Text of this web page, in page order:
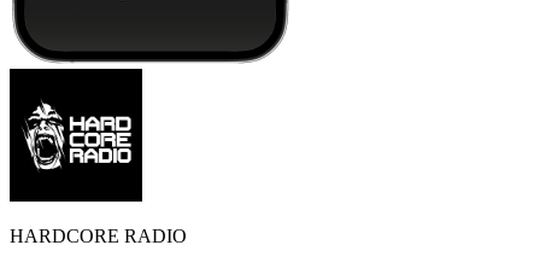
HARDCORE RADIO